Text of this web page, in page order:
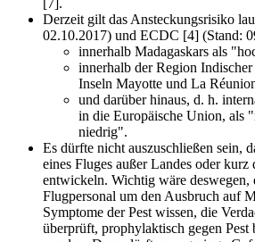
Derzeit gilt das Ansteckungsrisiko
02.10.2017) und ECDC [4] (Stand:
innerhalb Madagaskars als
innerhalb der Region
Inseln Mayotte und La
und darüber hinaus, d. h.
in die Europäische Union, als
niedrig".
Es dürfte nicht auszuschließen sein,
eines Fluges außer Landes oder kurz
entwickeln. Wichtig wäre deswegen,
Flugpersonal um den Ausbruch auf
Symptome der Pest wissen, die
überprüft, prophylaktisch gegen Pest